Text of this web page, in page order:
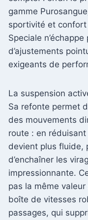
gamme
sportivité et confort
Speciale
d’ajustements
exigeants de
La suspension
Sa refonte permet
des mouvements
route : en réduisant
devient plus fluide,
d’enchaîner les
impressionnante.
pas la même
boîte de vitesses
passages, qui